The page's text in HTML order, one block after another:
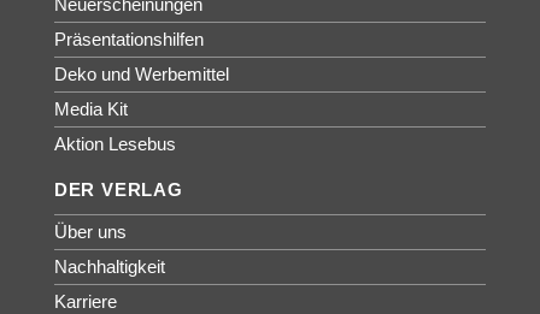
Präsentationshilfen
Deko und Werbemittel
Media Kit
Aktion Lesebus
DER VERLAG
Über uns
Nachhaltigkeit
Karriere